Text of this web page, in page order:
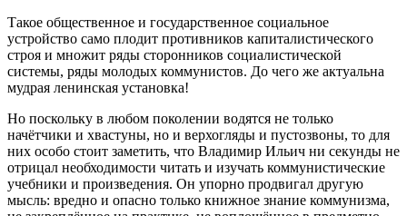
Такое общественное и государственное социальное
устройство само плодит противников капиталистического
строя и множит ряды сторонников социалистической
системы, ряды молодых коммунистов. До чего же актуальна
мудрая ленинская установка!
Но поскольку в любом поколении водятся не только
начётчики и хвастуны, но и верхогляды и пустозвоны, то для
них особо стоит заметить, что Владимир Ильич ни секунды не
отрицал необходимости читать и изучать коммунистические
учебники и произведения. Он упорно продвигал другую
мысль: вредно и опасно только книжное знание коммунизма,